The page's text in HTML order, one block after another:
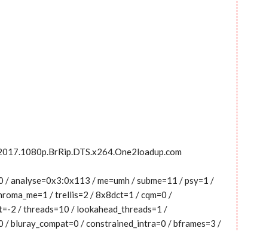
analyse=0x3:0x113 / me=umh / subme=11 / psy=1 /
/ trellis=2 / 8x8dct=1 / cqm=0 /
2 / threads=10 / lookahead_threads=1 /
bluray_compat=0 / constrained_intra=0 / bframes=3 /